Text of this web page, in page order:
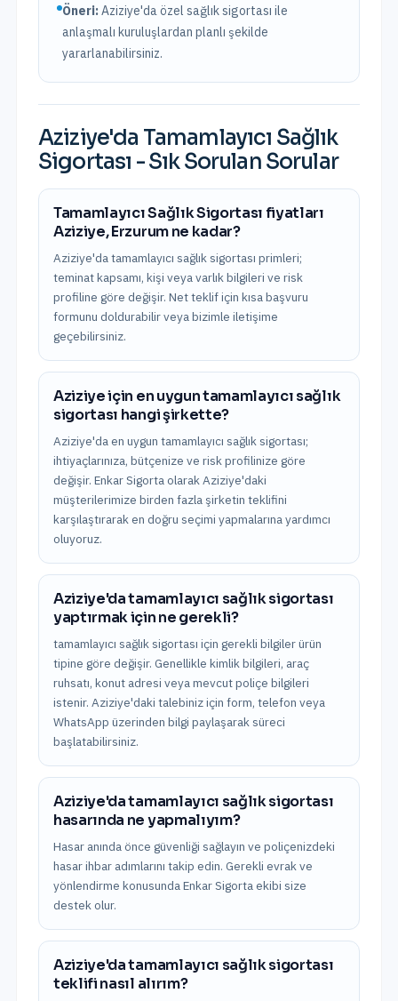
Öneri:Aziziye'da özel sağlık sigortası ile
anlaşmalı kuruluşlardan planlı şekilde
yararlanabilirsiniz.
Aziziye'da Tamamlayıcı Sağlık
Sigortası - Sık Sorulan Sorular
Tamamlayıcı Sağlık Sigortası fiyatları
Aziziye, Erzurum ne kadar?
Aziziye'da tamamlayıcı sağlık sigortası primleri;
teminat kapsamı, kişi veya varlık bilgileri ve risk
profiline göre değişir. Net teklif için kısa başvuru
formunu doldurabilir veya bizimle iletişime
geçebilirsiniz.
Aziziye için en uygun tamamlayıcı sağlık
sigortası hangi şirkette?
Aziziye'da en uygun tamamlayıcı sağlık sigortası;
ihtiyaçlarınıza, bütçenize ve risk profilinize göre
değişir. Enkar Sigorta olarak Aziziye'daki
müşterilerimize birden fazla şirketin teklifini
karşılaştırarak en doğru seçimi yapmalarına yardımcı
oluyoruz.
Aziziye'da tamamlayıcı sağlık sigortası
yaptırmak için ne gerekli?
tamamlayıcı sağlık sigortası için gerekli bilgiler ürün
tipine göre değişir. Genellikle kimlik bilgileri, araç
ruhsatı, konut adresi veya mevcut poliçe bilgileri
istenir. Aziziye'daki talebiniz için form, telefon veya
WhatsApp üzerinden bilgi paylaşarak süreci
başlatabilirsiniz.
Aziziye'da tamamlayıcı sağlık sigortası
hasarında ne yapmalıyım?
Hasar anında önce güvenliği sağlayın ve poliçenizdeki
hasar ihbar adımlarını takip edin. Gerekli evrak ve
yönlendirme konusunda Enkar Sigorta ekibi size
destek olur.
Aziziye'da tamamlayıcı sağlık sigortası
teklifi nasıl alırım?